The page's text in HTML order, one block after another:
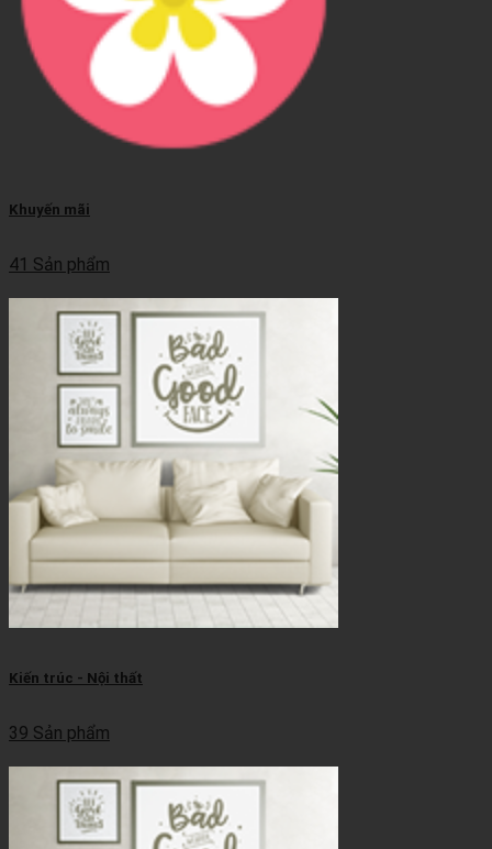
Khuyến mãi
41 Sản phẩm
Kiến trúc - Nội thất
39 Sản phẩm